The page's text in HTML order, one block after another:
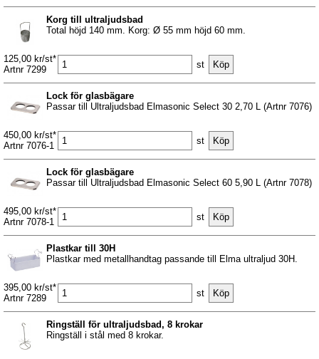
Korg till ultraljudsbad
Total höjd 140 mm. Korg: Ø 55 mm höjd 60 mm.
125,00 kr/st*
Artnr 7299
st
Lock för glasbägare
Passar till Ultraljudsbad Elmasonic Select 30 2,70 L (Artnr 7076)
450,00 kr/st*
Artnr 7076-1
st
Lock för glasbägare
Passar till Ultraljudsbad Elmasonic Select 60 5,90 L (Artnr 7078)
495,00 kr/st*
Artnr 7078-1
st
Plastkar till 30H
Plastkar med metallhandtag passande till Elma ultraljud 30H.
395,00 kr/st*
Artnr 7289
st
Ringställ för ultraljudsbad, 8 krokar
Ringställ i stål med 8 krokar.